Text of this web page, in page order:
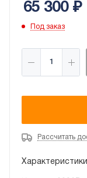
65 300₽
Под заказ
Рассчитать
Характеристики